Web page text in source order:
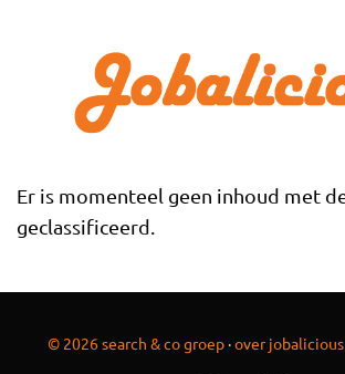
Er is momenteel geen inhoud met
geclassificeerd.
© 2026 search & co groep ·over jobalicious